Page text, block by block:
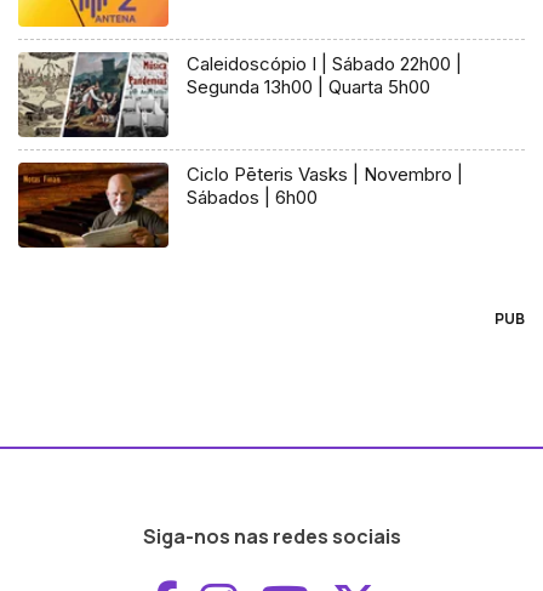
Caleidoscópio I | Sábado 22h00 |
Segunda 13h00 | Quarta 5h00
Ciclo Pēteris Vasks | Novembro |
Sábados | 6h00
PUB
Siga-nos nas redes sociais